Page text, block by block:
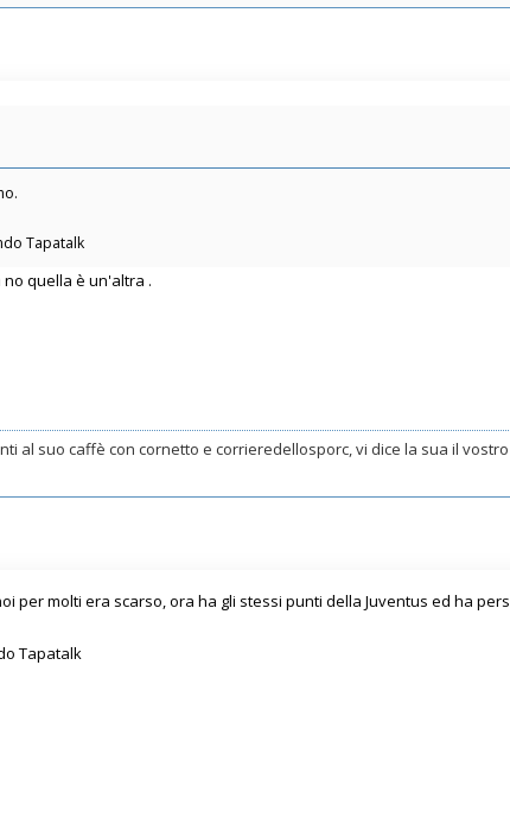
Tapatalk
quella è un'altra .
al suo caffè con cornetto e corrieredellosporc, vi dice la sua il
per molti era scarso, ora ha gli stessi punti della Juventus ed ha
Tapatalk